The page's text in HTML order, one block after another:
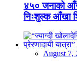
४५० जनाको
निःशुल्क आँखा
August 7,